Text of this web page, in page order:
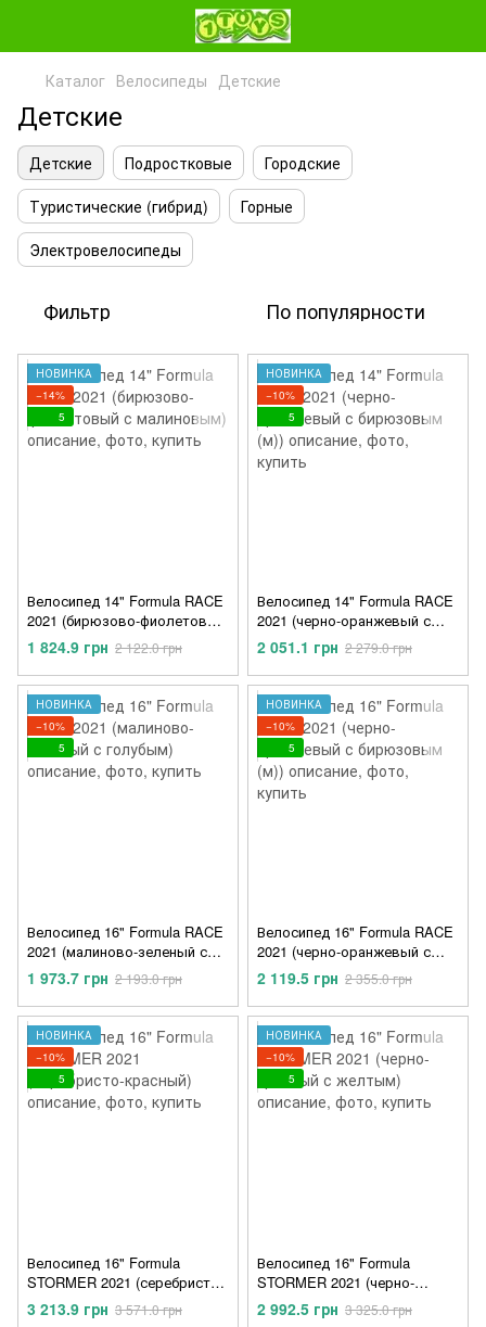
Каталог Велосипеды Детские
Детские
Детские Подростковые
Городские
Туристические (гибрид)
Горные
Электровелосипеды
Фильтр По популярности
НОВИНКА
−14%
5
Велосипед 14" Formula RACE
2021 (бирюзово-фиолетовый
с малиновым)
1 824.9 грн 2 122.0 грн
НОВИНКА
−10%
5
Велосипед 14" Formula RACE
2021 (черно-оранжевый с
бирюзовым (м))
2 051.1 грн 2 279.0 грн
НОВИНКА
−10%
5
Велосипед 16" Formula RACE
2021 (малиново-зеленый с
голубым)
1 973.7 грн 2 193.0 грн
НОВИНКА
−10%
5
Велосипед 16" Formula RACE
2021 (черно-оранжевый с
бирюзовым (м))
2 119.5 грн 2 355.0 грн
НОВИНКА
−10%
5
Велосипед 16" Formula
STORMER 2021 (серебристо-
красный)
3 213.9 грн 3 571.0 грн
НОВИНКА
−10%
5
Велосипед 16" Formula
STORMER 2021 (черно-
красный с желтым)
2 992.5 грн 3 325.0 грн